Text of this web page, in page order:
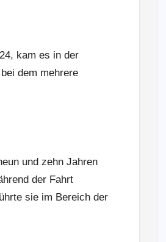
kam es in der
dem mehrere
und zehn Jahren
der Fahrt
sie im Bereich der